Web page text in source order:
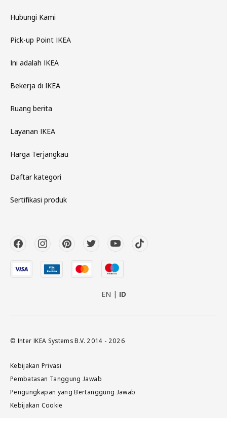
Hubungi Kami
Pick-up Point IKEA
Ini adalah IKEA
Bekerja di IKEA
Ruang berita
Layanan IKEA
Harga Terjangkau
Daftar kategori
Sertifikasi produk
EN ID
© Inter IKEA Systems B.V. 2014 - 2026
Kebijakan Privasi
Pembatasan Tanggung Jawab
Pengungkapan yang Bertanggung Jawab
Kebijakan Cookie